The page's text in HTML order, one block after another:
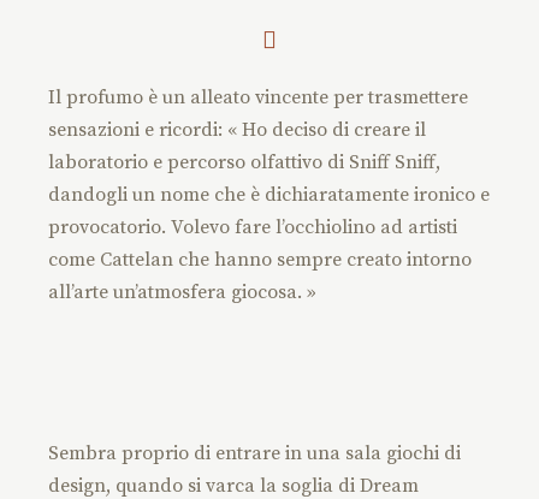
Il profumo è un alleato vincente per trasmettere
sensazioni e ricordi: « Ho deciso di creare il
laboratorio e percorso olfattivo di Sniff Sniff,
dandogli un nome che è dichiaratamente ironico e
provocatorio. Volevo fare l’occhiolino ad artisti
come Cattelan che hanno sempre creato intorno
all’arte un’atmosfera giocosa. »
Sembra proprio di entrare in una sala giochi di
design, quando si varca la soglia di Dream